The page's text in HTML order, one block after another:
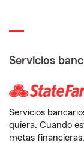
Servicios
Servicios
quiera. Cuando
metas